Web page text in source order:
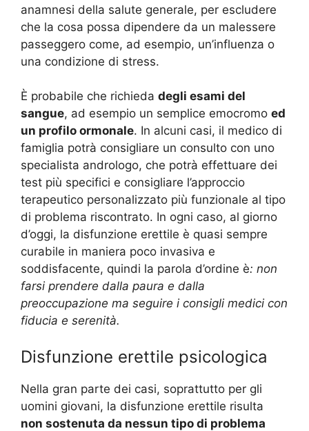
anamnesi della salute generale, per escludere
che la cosa possa dipendere da un malessere
passeggero come, ad esempio, un’influenza o
una condizione di stress.
È probabile che richieda degli esami del
sangue, ad esempio un semplice emocromo ed
un profilo ormonale. In alcuni casi, il medico di
famiglia potrà consigliare un consulto con uno
specialista andrologo, che potrà effettuare dei
test più specifici e consigliare l’approccio
terapeutico personalizzato più funzionale al tipo
di problema riscontrato. In ogni caso, al giorno
d’oggi, la disfunzione erettile è quasi sempre
curabile in maniera poco invasiva e
soddisfacente, quindi la parola d’ordine è: non
farsi prendere dalla paura e dalla
preoccupazione ma seguire i consigli medici con
fiducia e serenità.
Disfunzione erettile psicologica
Nella gran parte dei casi, soprattutto per gli
uomini giovani, la disfunzione erettile risulta
non sostenuta da nessun tipo di problema